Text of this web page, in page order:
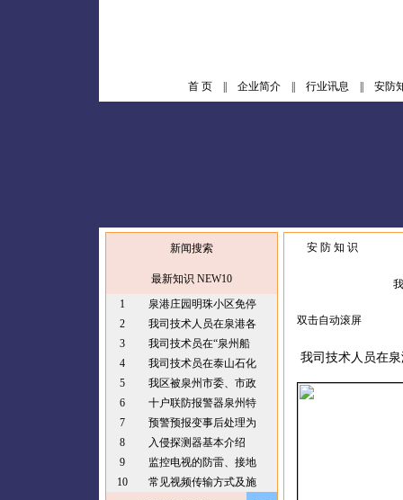
首 页 企业简介 行业讯息 安防
新闻搜索
最新知识 NEW10
1
泉港庄园明珠小区免停
2
我司技术人员在泉港各
3
我司技术员在“泉州船
4
我司技术员在泰山石化
5
我区被泉州市委、市政
6
十户联防报警器泉州特
7
预警预报变事后处理为
8
入侵探测器基本介绍
9
监控电视的防雷、接地
10
常见视频传输方式及施
安 防 知 识
双击自动滚屏
我司技术人员在